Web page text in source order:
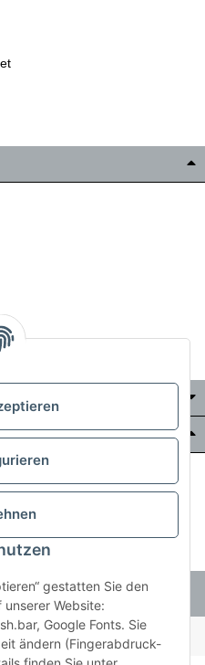
3511255
gestatten Sie den
Website:
Google Fonts. Sie
ändern (Fingerabdruck-